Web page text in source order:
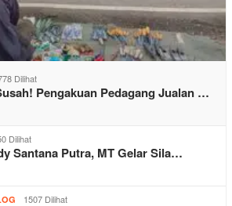
Dilihat
Pengakuan Pedagang Jualan …
Dilihat
Santana Putra, MT Gelar Sila…
1507 Dilihat